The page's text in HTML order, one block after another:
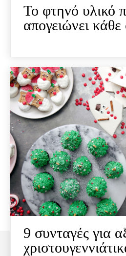
Το φτηνό υλικό
απογειώνει
9 συνταγές για